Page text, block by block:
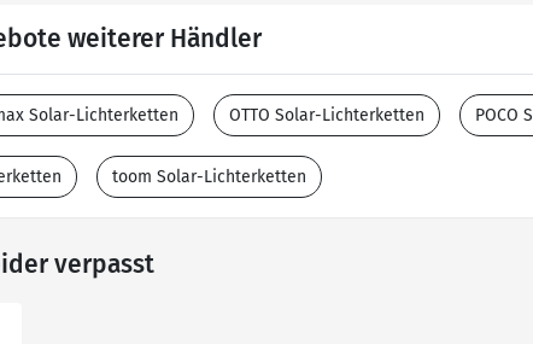
weiterer Händler
Solar-Lichterketten OTTO Solar-Lichterketten POCO
toom Solar-Lichterketten
verpasst